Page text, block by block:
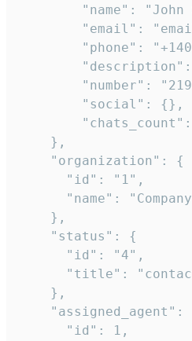
"name": "John
"email":
"phone":
"number":
        "social": {},
    },
    "organization": {
      "id": "1",
"name":
    },
    "status": {
      "id": "4",
"title":
    },
"assigned_agent":
      "id": 1,